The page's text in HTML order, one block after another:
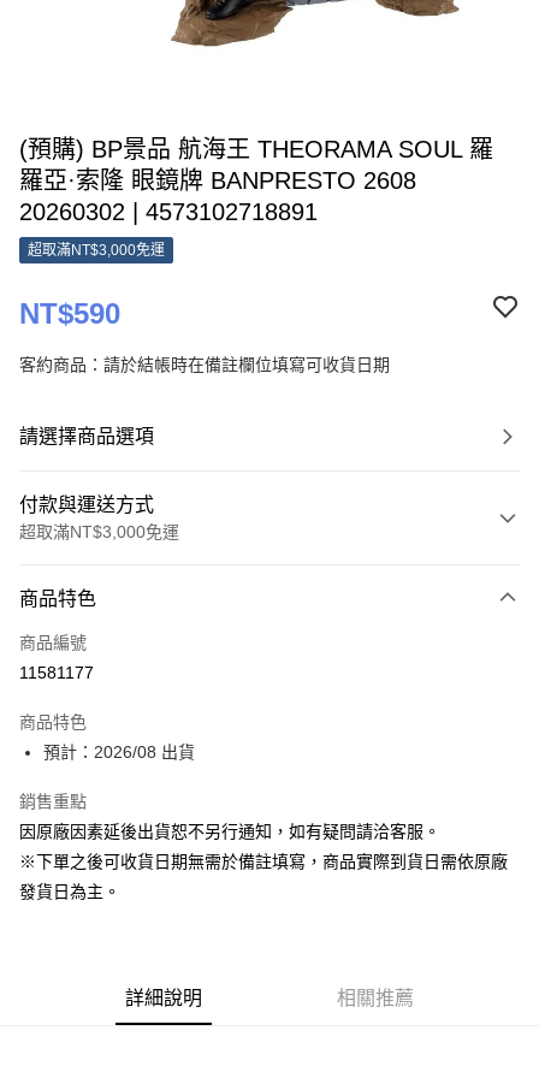
(預購) BP景品 航海王 THEORAMA SOUL 羅
羅亞·索隆 眼鏡牌 BANPRESTO 2608
20260302 | 4573102718891
超取滿NT$3,000免運
NT$590
客約商品：請於結帳時在備註欄位填寫可收貨日期
請選擇商品選項
付款與運送方式
超取滿NT$3,000免運
信用卡一次付款
超商取貨付款
ATM付款
運送方式
預購-全家取貨付款(舊)
預購-7-11取貨付款(舊)
每筆NT$90，滿NT$3,000(含以上)免運費
商品特色
商品編號
11581177
商品特色
預計：2026/08 出貨
銷售重點
因原廠因素延後出貨恕不另行通知，如有疑問請洽客服。
※下單之後可收貨日期無需於備註填寫，商品實際到貨日需依原廠
發貨日為主。
詳細說明 相關推薦